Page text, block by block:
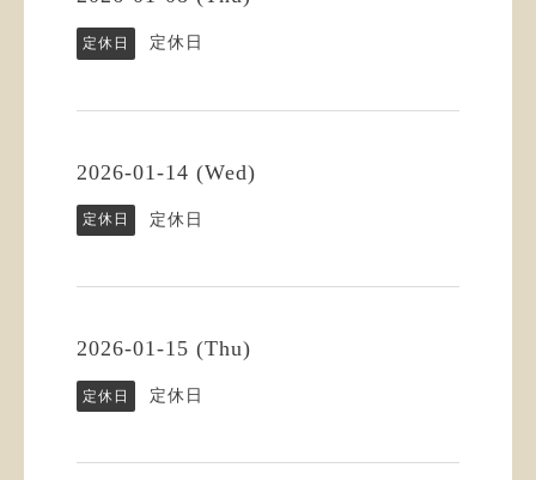
定休日 定休日
2026-01-14 (Wed)
定休日 定休日
2026-01-15 (Thu)
定休日 定休日